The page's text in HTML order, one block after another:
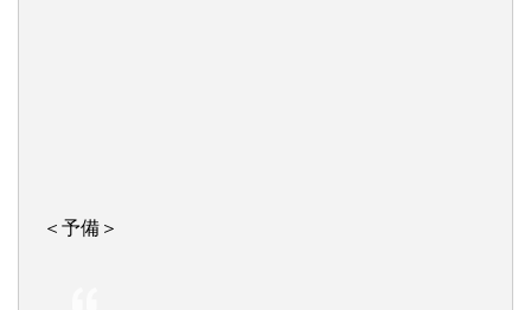
＜予備＞